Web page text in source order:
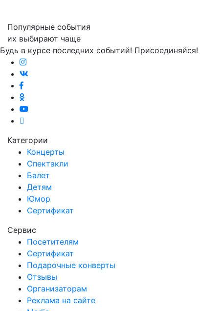
Популярные события
их выбирают чаще
Будь в курсе последних событий! Присоединяйся!
Категории
Концерты
Спектакли
Балет
Детям
Юмор
Сертификат
Сервис
Посетителям
Сертификат
Подарочные конверты
Отзывы
Организаторам
Реклама на сайте